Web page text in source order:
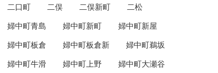
二口町
二俣 二俣新町
二松
婦中町青島
婦中町新町
婦中町新屋
婦中町板倉
婦中町板倉新
婦中町鵜坂
婦中町牛滑
婦中町上野
婦中町大瀬谷